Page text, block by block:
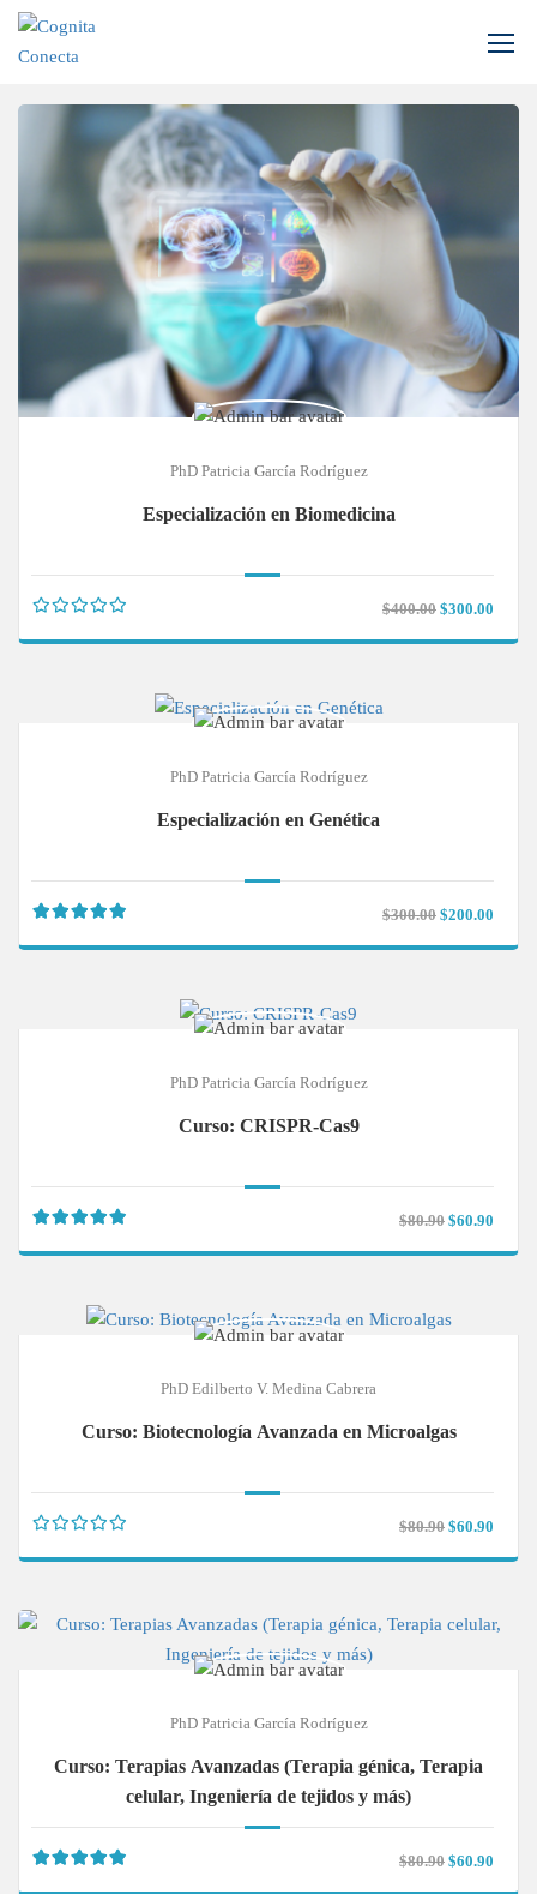
Inicio
PhD Patricia García Rodríguez
Especialización en Biomedicina
$400.00 $300.00
PhD Patricia García Rodríguez
Especialización en Genética
$300.00 $200.00
PhD Patricia García Rodríguez
Curso: CRISPR-Cas9
$80.90 $60.90
PhD Edilberto V. Medina Cabrera
Curso: Biotecnología Avanzada en Microalgas
$80.90 $60.90
PhD Patricia García Rodríguez
Curso: Terapias Avanzadas (Terapia génica, Terapia
celular, Ingeniería de tejidos y más)
$80.90 $60.90